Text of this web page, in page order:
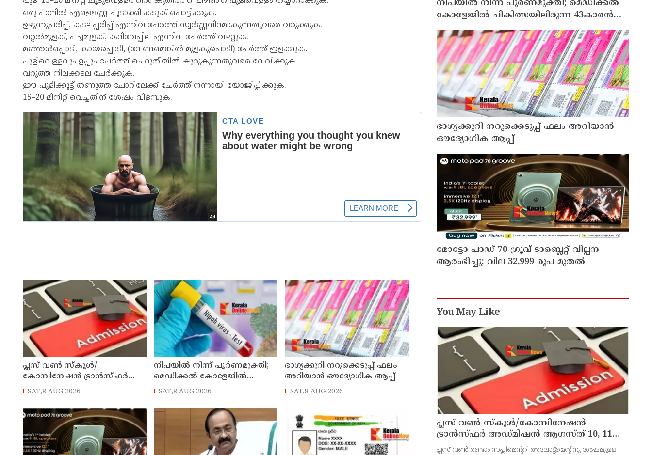
ഒരു പാനിൽ എള്ളെണ്ണ ചൂടാക്കി കടുക് പൊട്ടിക്കുക.
ഉഴുന്നുപരിപ്പ്, കടലപ്പരിപ്പ് എന്നിവ ചേർത്ത് സ്വർണ്ണനിറമാകുന്നതുവരെ വറുക്കുക.
വറ്റൽമുളക്, പച്ചമുളക്, കറിവേപ്പില എന്നിവ ചേർത്ത് വഴറ്റുക.
മഞ്ഞൾപ്പൊടി, കായപ്പൊടി, (വേണമെങ്കിൽ മുളകുപൊടി) ചേർത്ത് ഇളക്കുക.
പുളിവെള്ളവും ഉപ്പും ചേർത്ത് ചെറുതീയിൽ കുറുകുന്നതുവരെ വേവിക്കുക.
വറുത്ത നിലക്കടല ചേർക്കുക.
ഈ പുളിക്കൂട്ട് തണുത്ത ചോറിലേക്ക് ചേർത്ത് നന്നായി യോജിപ്പിക്കുക.
15–20 മിനിറ്റ് വെച്ചതിന് ശേഷം വിളമ്പുക.
പ്ലസ് വൺ സ്‌കൂൾ/
കോമ്പിനേഷൻ ട്രാൻസ്ഫർ
അഡ്മിഷൻ ആഗസ്ത് 10, 11
SAT,8 AUG 2026
നിപയിൽ നിന്ന് പൂർണമുക്തി;
മെഡിക്കൽ കോളേജിൽ
ചികിത്സയിലിരുന്ന 43കാരൻ
SAT,8 AUG 2026
ഭാഗ്യക്കുറി നറുക്കെടുപ്പ് ഫലം
അറിയാൻ ഔദ്യോഗിക ആപ്പ്
SAT,8 AUG 2026
നിപയിൽ നിന്ന് പൂർണമുക്തി; മെഡിക്കൽ
കോളേജിൽ ചികിത്സയിലിരുന്ന 43കാരൻ
വീട്ടിലേക്ക് മടങ്ങി
ഭാഗ്യക്കുറി നറുക്കെടുപ്പ് ഫലം അറിയാൻ
ഔദ്യോഗിക ആപ്പ്
മോട്ടോ പാഡ് 70 ഗ്രൂവ് ടാബ്ലെറ്റ് വില്പന
ആരംഭിച്ചു; വില 32,999 രൂപ മുതൽ
You May Like
പ്ലസ് വൺ സ്‌കൂൾ/കോമ്പിനേഷൻ
ട്രാൻസ്ഫർ അഡ്മിഷൻ ആഗസ്ത് 10, 11
തീയതികളിൽ
പ്ലസ് വൺ രണ്ടാം സപ്ലിമെന്ററി അലോട്ട്‌മെന്റിനു ശേഷമുള്ള